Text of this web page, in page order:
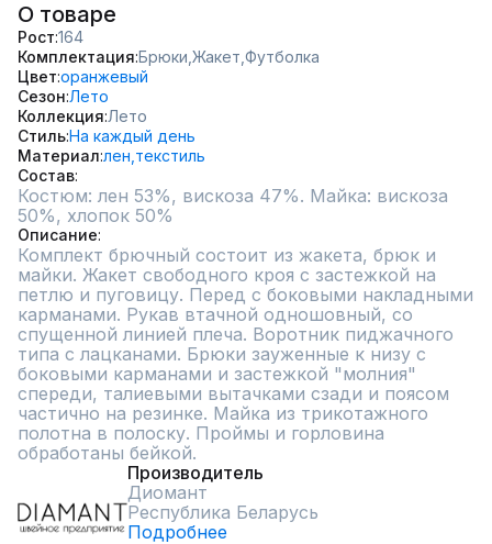
О товаре
Рост 164
Комплектация Брюки, Жакет, Футболка
Цвет оранжевый
Сезон Лето
Коллекция Лето
СтильНа каждый день
Материал лен, текстиль
Состав
Костюм: лен 53%, вискоза 47%. Майка: вискоза
50%, хлопок 50%
Описание
Комплект брючный состоит из жакета, брюк и
майки. Жакет свободного кроя с застежкой на
петлю и пуговицу. Перед с боковыми накладными
карманами. Рукав втачной одношовный, со
спущенной линией плеча. Воротник пиджачного
типа с лацканами. Брюки зауженные к низу с
боковыми карманами и застежкой "молния"
спереди, талиевыми вытачками сзади и поясом
частично на резинке. Майка из трикотажного
полотна в полоску. Проймы и горловина
обработаны бейкой.
Производитель
Диомант
Республика Беларусь
Подробнее